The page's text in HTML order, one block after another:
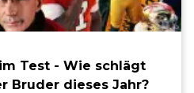
Test - Wie schlägt
Bruder dieses Jahr?